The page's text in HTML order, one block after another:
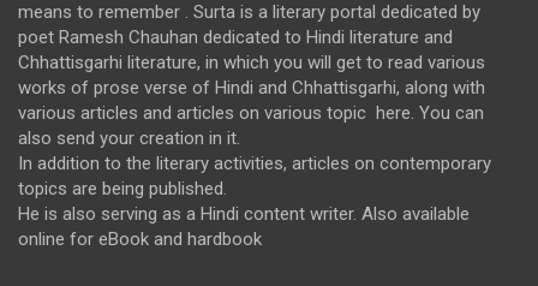
means to remember . Surta is a literary portal dedicated by
poet Ramesh Chauhan dedicated to Hindi literature and
Chhattisgarhi literature, in which you will get to read various
works of prose verse of Hindi and Chhattisgarhi, along with
various articles and articles on various topic here. You can
also send your creation in it.
In addition to the literary activities, articles on contemporary
topics are being published.
He is also serving as a Hindi content writer. Also available
online for eBook and hardbook